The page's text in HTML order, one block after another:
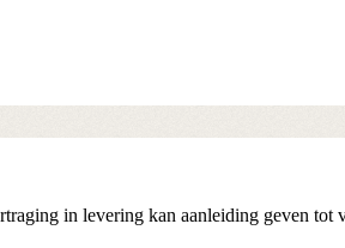
in levering kan aanleiding geven